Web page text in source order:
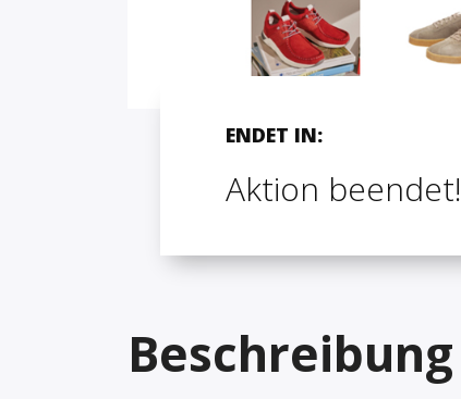
ENDET IN:
Aktion beendet!
Beschreibung